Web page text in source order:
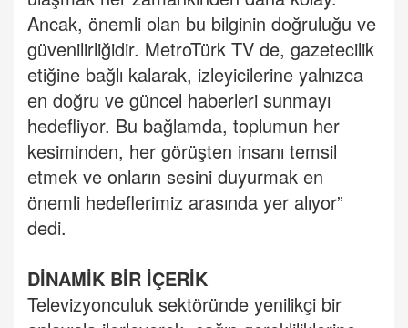
Ancak, önemli olan bu bilginin doğruluğu ve
güvenilirliğidir. MetroTürk TV de, gazetecilik
etiğine bağlı kalarak, izleyicilerine yalnızca
en doğru ve güncel haberleri sunmayı
hedefliyor. Bu bağlamda, toplumun her
kesiminden, her görüşten insanı temsil
etmek ve onların sesini duyurmak en
önemli hedeflerimiz arasında yer alıyor”
dedi.
DİNAMİK BİR İÇERİK
Televizyonculuk sektöründe yenilikçi bir